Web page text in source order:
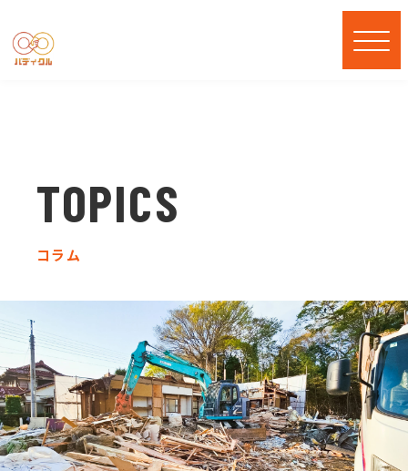
TOPICS
コラム